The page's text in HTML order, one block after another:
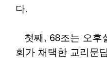
다.
첫째, 68조는 오후
회가 채택한 교리문